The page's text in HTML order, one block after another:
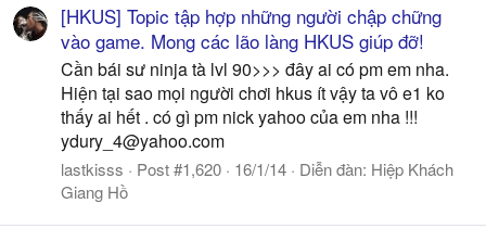
[HKUS] Topic tập hợp những người chập chững
vào game. Mong các lão làng HKUS giúp đỡ!
Cần bái sư ninja tà lvl 90>>> đây ai có pm em nha.
Hiện tại sao mọi người chơi hkus ít vậy ta vô e1 ko
thấy ai hết . có gì pm nick yahoo của em nha !!!
ydury_4@yahoo.com
lastkisss Post #1,620 16/1/14 Diễn đàn: Hiệp Khách
Giang Hồ